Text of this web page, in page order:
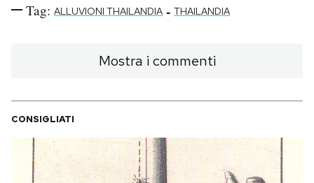
Tag: ALLUVIONI THAILANDIA - THAILANDIA
Mostra i commenti
CONSIGLIATI